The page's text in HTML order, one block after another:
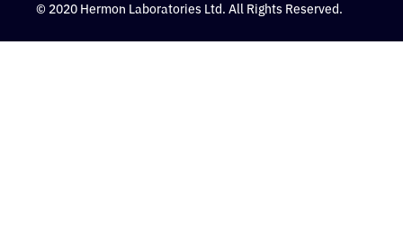
© 2020 Hermon Laboratories Ltd. All Rights Reserved.